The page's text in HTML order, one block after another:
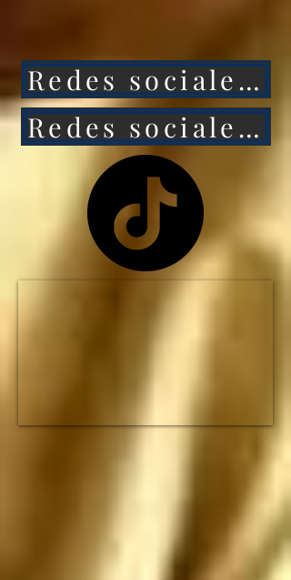
Unidos caerá aún más
rápido.
NO HAY MANERA de
que Estados Unidos
siga siendo la primera
potencia mundial... y el
ESTADOUNIDENSE
no durará ni una
fracción de lo que duró
el imperio romano
ataquen, pero si nos
atacan los saludo
Redes sociales 1
Redes sociales 2